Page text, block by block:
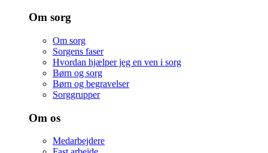
Om sorg
Om sorg
Sorgens faser
Hvordan hjælper jeg en ven i sorg
Børn og sorg
Børn og begravelser
Sorggrupper
Om os
Medarbejdere